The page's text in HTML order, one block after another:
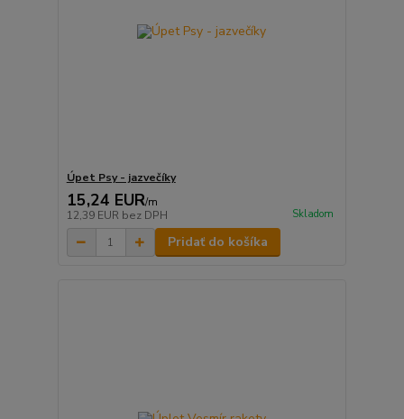
Úpet Psy - jazvečíky
15,24 EUR/m
12,39 EUR bez DPH Skladom
Pridať do košíka